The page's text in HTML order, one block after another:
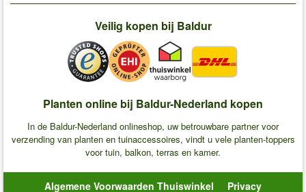
Veilig kopen bij Baldur
Planten online bij Baldur-Nederland kopen
In de Baldur-Nederland onlineshop, uw betrouwbare partner voor
verzending van planten en tuinaccessoires, vindt u vele planten-toppers
voor tuin, balkon, terras en kamer.
Algemene Voorwaarden Thuiswinkel Privacy